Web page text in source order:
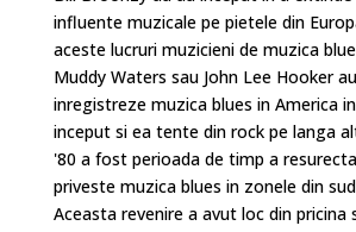
influente muzicale pe pietele din
aceste lucruri muzicieni de muzica
Muddy Waters sau John Lee Hooker
inregistreze muzica blues in America
inceput si ea tente din rock pe langa
'80 a fost perioada de timp a
priveste muzica blues in zonele din
Aceasta revenire a avut loc din pricina